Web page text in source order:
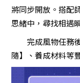
將同步開放。搭配
思緒中，尋找相遇
完成風物任務後
隨】、養成材料等